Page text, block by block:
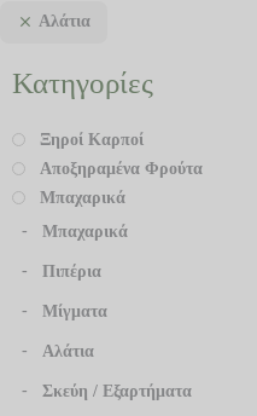
Αλάτια
Κατηγορίες
Ξηροί Καρποί
Αποξηραμένα Φρούτα
Μπαχαρικά
Μπαχαρικά
Πιπέρια
Μίγματα
Αλάτια
Σκεύη / Εξαρτήματα